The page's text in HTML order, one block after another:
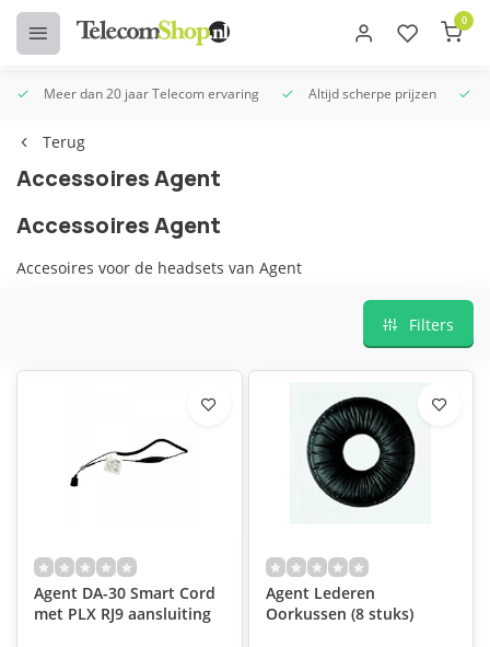
0
Meer dan 20 jaar Telecom ervaring Altijd scherpe prijzen
Terug
Accessoires Agent
Accessoires Agent
Accesoires voor de headsets van Agent
Filters
Agent DA-30 Smart Cord
met PLX RJ9 aansluiting
Agent Lederen
Oorkussen (8 stuks)